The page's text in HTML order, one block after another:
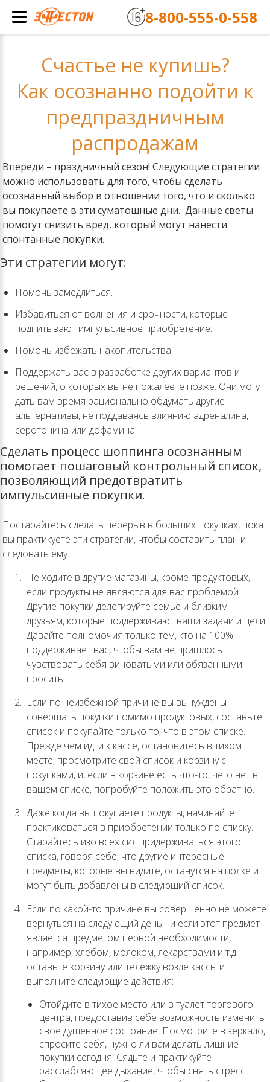
Счастье не купишь?
Как осознанно подойти к
предпраздничным
распродажам
Впереди – праздничный сезон! Следующие стратегии
можно использовать для того, чтобы сделать
осознанный выбор в отношении того, что и сколько
вы покупаете в эти суматошные дни. Данные светы
помогут снизить вред, который могут нанести
спонтанные покупки.
Эти стратегии могут:
Помочь замедлиться.
Избавиться от волнения и срочности, которые
подпитывают импульсивное приобретение.
Помочь избежать накопительства.
Поддержать вас в разработке других вариантов и
решений, о которых вы не пожалеете позже. Они могут
дать вам время рационально обдумать другие
альтернативы, не поддаваясь влиянию адреналина,
серотонина или дофамина.
Сделать процесс шоппинга осознанным
помогает пошаговый контрольный список,
позволяющий предотвратить
импульсивные покупки.
Постарайтесь сделать перерыв в больших покупках, пока
вы практикуете эти стратегии, чтобы составить план и
следовать ему.
Не ходите в другие магазины, кроме продуктовых,
если продукты не являются для вас проблемой.
Другие покупки делегируйте семье и близким
друзьям, которые поддерживают ваши задачи и цели.
Давайте полномочия только тем, кто на 100%
поддерживает вас, чтобы вам не пришлось
чувствовать себя виноватыми или обязанными
просить.
Если по неизбежной причине вы вынуждены
совершать покупки помимо продуктовых, составьте
список и покупайте только то, что в этом списке.
Прежде чем идти к кассе, остановитесь в тихом
месте, просмотрите свой список и корзину с
покупками, и, если в корзине есть что-то, чего нет в
вашем списке, попробуйте положить это обратно.
Даже когда вы покупаете продукты, начинайте
практиковаться в приобретении только по списку.
Старайтесь изо всех сил придерживаться этого
списка, говоря себе, что другие интересные
предметы, которые вы видите, останутся на полке и
могут быть добавлены в следующий список.
Если по какой-то причине вы совершенно не можете
вернуться на следующий день - и если этот предмет
является предметом первой необходимости,
например, хлебом, молоком, лекарствами и т.д. -
оставьте корзину или тележку возле кассы и
выполните следующие действия:
Отойдите в тихое место или в туалет торгового
центра, предоставив себе возможность изменить
свое душевное состояние. Посмотрите в зеркало,
спросите себя, нужно ли вам делать лишние
покупки сегодня. Сядьте и практикуйте
расслабляющее дыхание, чтобы снять стресс.
8-800-555-0-558